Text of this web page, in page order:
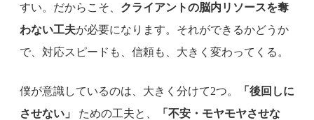
すい。だからこそ、 クライアントの脳内リソースを奪
わない工夫が必要になります。それができるかどうか
で、対応スピードも、信頼も、大きく変わってくる。
僕が意識しているのは、大きく分けて2つ。
「後回しに
させない」
ための工夫と、
「不安・モヤモヤさせな